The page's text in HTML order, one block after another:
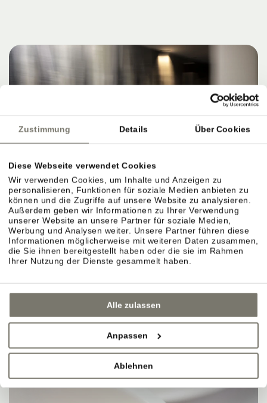
Zustimmung Details Über Cookies
Diese Webseite verwendet Cookies
Wir verwenden Cookies, um Inhalte und Anzeigen zu
personalisieren, Funktionen für soziale Medien anbieten zu
können und die Zugriffe auf unsere Website zu analysieren.
Außerdem geben wir Informationen zu Ihrer Verwendung
unserer Website an unsere Partner für soziale Medien,
Werbung und Analysen weiter. Unsere Partner führen diese
Informationen möglicherweise mit weiteren Daten zusammen,
die Sie ihnen bereitgestellt haben oder die sie im Rahmen
Ihrer Nutzung der Dienste gesammelt haben.
Alle zulassen
Anpassen
Ablehnen